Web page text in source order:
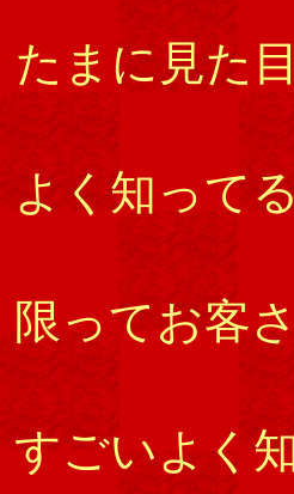
たまに見た
よく知って
限ってお客
すごいよく